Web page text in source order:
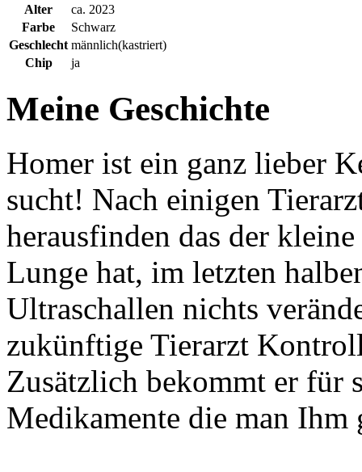
Alter
ca. 2023
Farbe
Schwarz
Geschlecht männlich(kastriert)
Chip
ja
Meine Geschichte
Homer ist ein ganz lieber
sucht! Nach einigen
herausfinden das der
Lunge hat, im letzten
Ultraschallen nichts
zukünftige Tierarzt
Zusätzlich bekommt er für
Medikamente die man Ihm